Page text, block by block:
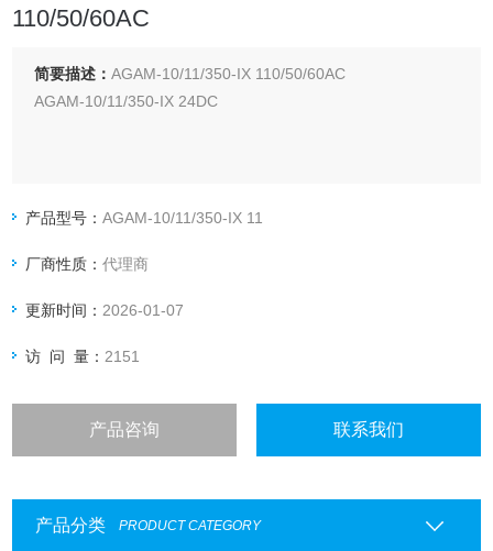
110/50/60AC
简要描述：AGAM-10/11/350-IX 110/50/60AC
AGAM-10/11/350-IX 24DC
产品型号：AGAM-10/11/350-IX 11
厂商性质：代理商
更新时间： 2026-01-07
访 问 量： 2151
产品咨询 联系我们
产品分类 PRODUCT CATEGORY